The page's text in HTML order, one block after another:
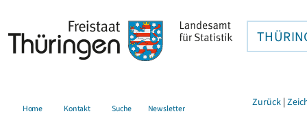
Home Kontakt Suche Newsletter Zurück |